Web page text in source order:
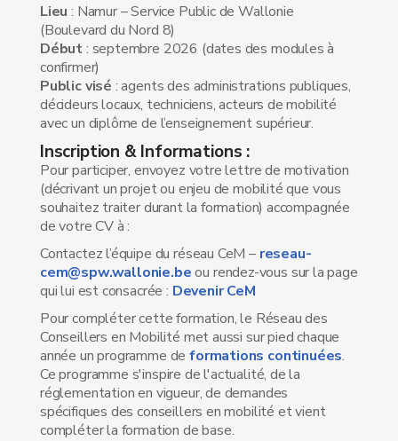
Lieu : Namur – Service Public de Wallonie
(Boulevard du Nord 8)
Début: septembre 2026 (dates des modules à
confirmer)
Public visé : agents des administrations publiques,
décideurs locaux, techniciens, acteurs de mobilité
avec un diplôme de l’enseignement supérieur.
Inscription & Informations :
Pour participer, envoyez votre lettre de motivation
(décrivant un projet ou enjeu de mobilité que vous
souhaitez traiter durant la formation) accompagnée
de votre CV à :
Contactez l’équipe du réseau CeM – reseau-
cem@spw.wallonie.beou rendez-vous sur la page
qui lui est consacrée : Devenir CeM
Pour compléter cette formation, le Réseau des
Conseillers en Mobilité met aussi sur pied chaque
année un programme deformations continuées.
Ce programme s'inspire de l'actualité, de la
réglementation en vigueur, de demandes
spécifiques des conseillers en mobilité et vient
compléter la formation de base.